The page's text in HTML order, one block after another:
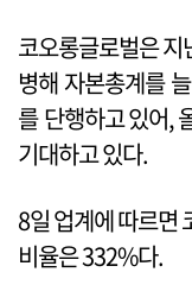
코오롱글로벌은
병해 자본총계를
를 단행하고 있어,
기대하고 있다.
8일 업계에 따르면
비율은 332%다.